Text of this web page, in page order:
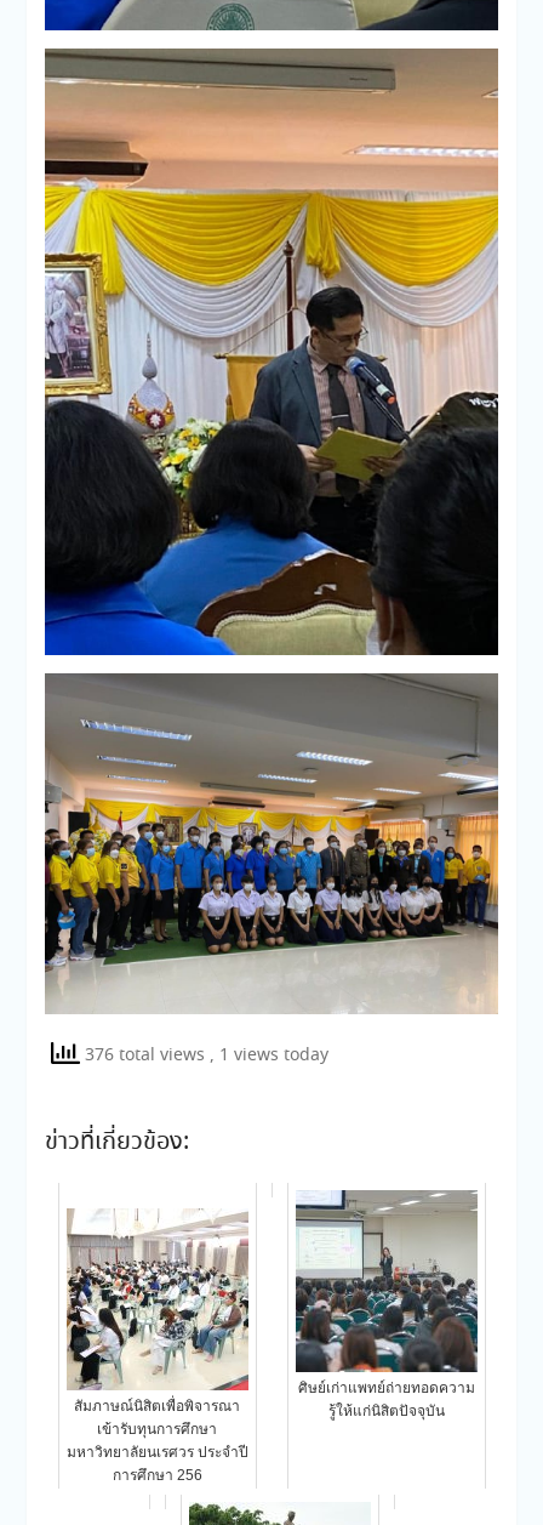
376 total views , 1 views today
ข่าวที่เกี่ยวข้อง:
สัมภาษณ์นิสิตเพื่อพิจารณา
เข้ารับทุนการศึกษา
มหาวิทยาลัยนเรศวร ประจำปี
การศึกษา 256
ศิษย์เก่าแพทย์ถ่ายทอดความ
รู้ให้แก่นิสิตปัจจุบัน